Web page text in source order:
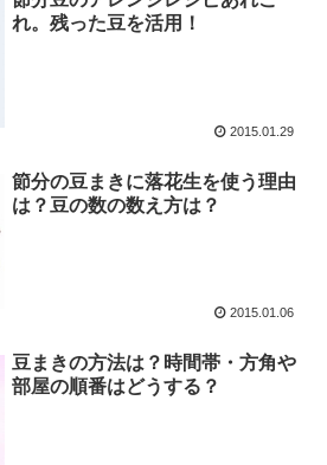
れ。残った豆を活用！
2015.01.29
節分の豆まきに落花生を使う理由
は？豆の数の数え方は？
2015.01.06
豆まきの方法は？時間帯・方角や
部屋の順番はどうする？